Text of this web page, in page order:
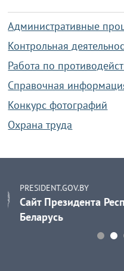
Административные
Контрольная
Работа по
Справочная
Конкурс фотографий
Охрана труда